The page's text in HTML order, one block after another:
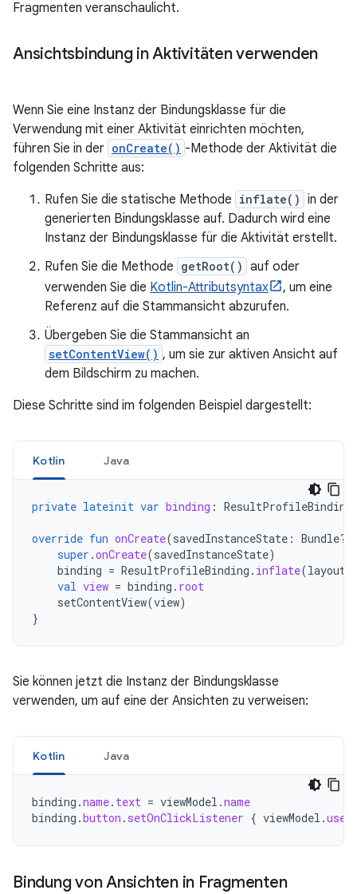
Fragmenten veranschaulicht.
Ansichtsbindung in Aktivitäten verwenden
Wenn Sie eine Instanz der Bindungsklasse für die
Verwendung mit einer Aktivität einrichten möchten,
führen Sie in der onCreate() -Methode der Aktivität die
folgenden Schritte aus:
Rufen Sie die statische Methode inflate() in der
generierten Bindungsklasse auf. Dadurch wird eine
Instanz der Bindungsklasse für die Aktivität erstellt.
Rufen Sie die Methode getRoot() auf oder
verwenden Sie die Kotlin-Attributsyntax
, um eine
Referenz auf die Stammansicht abzurufen.
Übergeben Sie die Stammansicht an
setContentView() , um sie zur aktiven Ansicht auf
dem Bildschirm zu machen.
Diese Schritte sind im folgenden Beispiel dargestellt:
Kotlin Java
private lateinit var binding : ResultProfileBinding
override fun onCreate(savedInstanceState : Bundle?)
super .onCreate(savedInstanceState)
binding = ResultProfileBinding . inflate(
val view = binding . root
setContentView(view)
}
Sie können jetzt die Instanz der Bindungsklasse
verwenden, um auf eine der Ansichten zu verweisen:
Kotlin Java
binding .name. text = viewModel .name
binding .button . setOnClickListener { viewModel .
Bindung von Ansichten in Fragmenten